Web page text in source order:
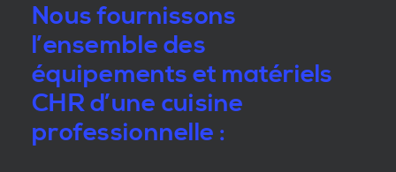
Nous fournissons
l’ensemble des
équipements et matériels
CHR d’une cuisine
professionnelle :